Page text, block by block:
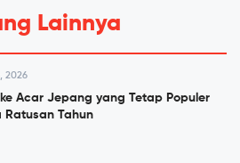
Lainnya
2026
Acar Jepang yang Tetap Populer
Ratusan Tahun